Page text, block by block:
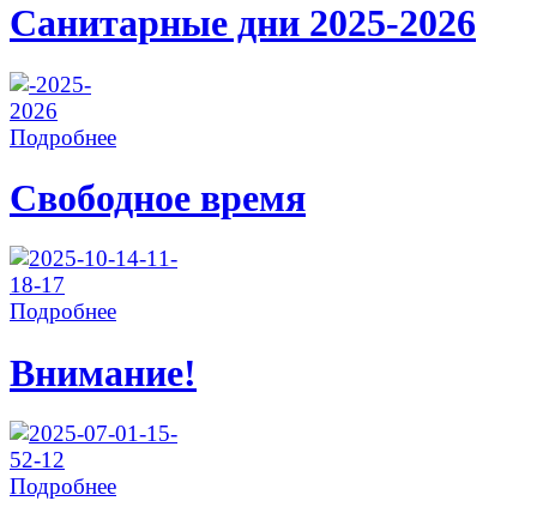
Санитарные дни 2025-2026
Подробнее
Свободное время
Подробнее
Внимание!
Подробнее